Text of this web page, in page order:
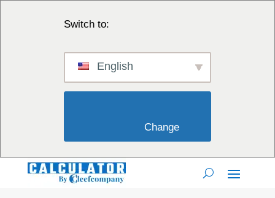
Switch to:
English